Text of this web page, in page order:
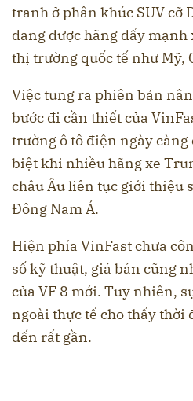
tranh ở phân khúc SUV cỡ
đang được hãng đẩy
thị trường quốc tế như Mỹ,
Việc tung ra phiên bản
bước đi cần thiết của
trường ô tô điện ngày
biệt khi nhiều hãng xe
châu Âu liên tục giới thiệu
Đông Nam Á.
Hiện phía VinFast chưa
số kỹ thuật, giá bán cũng
của VF 8 mới. Tuy nhiên,
ngoài thực tế cho thấy thời
đến rất gần.